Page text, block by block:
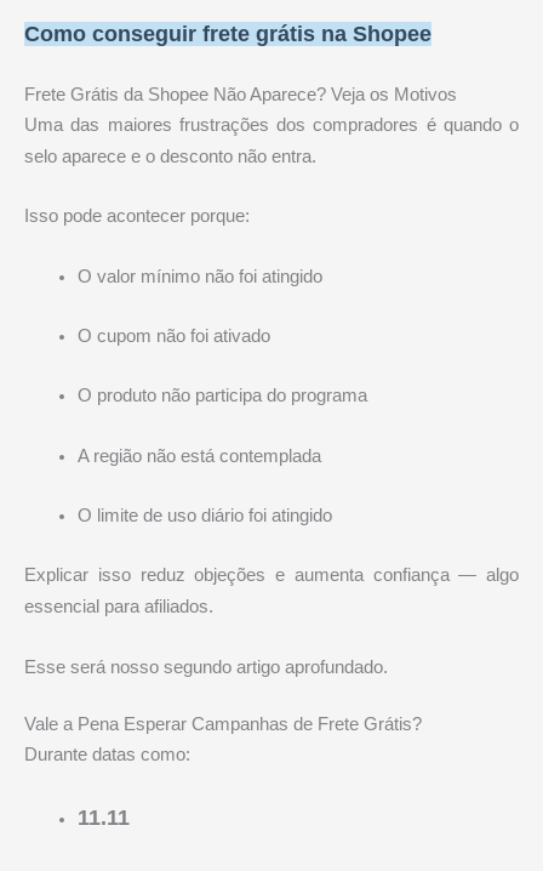
Como conseguir frete grátis na Shopee
Frete Grátis da Shopee Não Aparece? Veja os Motivos
Uma das maiores frustrações dos compradores é quando o
selo aparece e o desconto não entra.
Isso pode acontecer porque:
O valor mínimo não foi atingido
O cupom não foi ativado
O produto não participa do programa
A região não está contemplada
O limite de uso diário foi atingido
Explicar isso reduz objeções e aumenta confiança — algo
essencial para afiliados.
Esse será nosso segundo artigo aprofundado.
Vale a Pena Esperar Campanhas de Frete Grátis?
Durante datas como:
11.11